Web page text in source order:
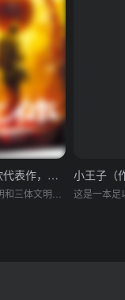
三体：全三册 刘慈欣代表作，亚洲首部“雨果奖”获奖作品！ 小王子（